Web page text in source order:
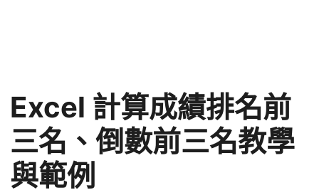
Excel 計算成績排名前
三名、倒數前三名教學
與範例